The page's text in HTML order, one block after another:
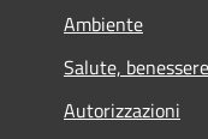
Ambiente
Salute,
Autorizzazioni